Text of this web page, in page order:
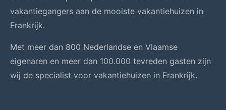
vakantiegangers aan de mooiste vakantiehuizen in
Frankrijk.
Met meer dan 800 Nederlandse en Vlaamse
eigenaren en meer dan 100.000 tevreden gasten zijn
wij de specialist voor vakantiehuizen in Frankrijk.